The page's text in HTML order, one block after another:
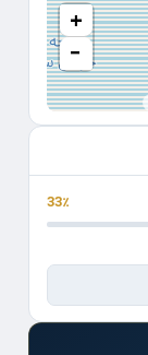
+
−
33٪